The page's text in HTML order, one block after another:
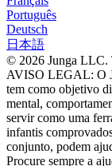
Português
Deutsch
日本語
© 2026 Junga LLC.
AVISO LEGAL: O
tem como objetivo
mental,
servir como uma
infantis
conjunto, podem
Procure sempre a